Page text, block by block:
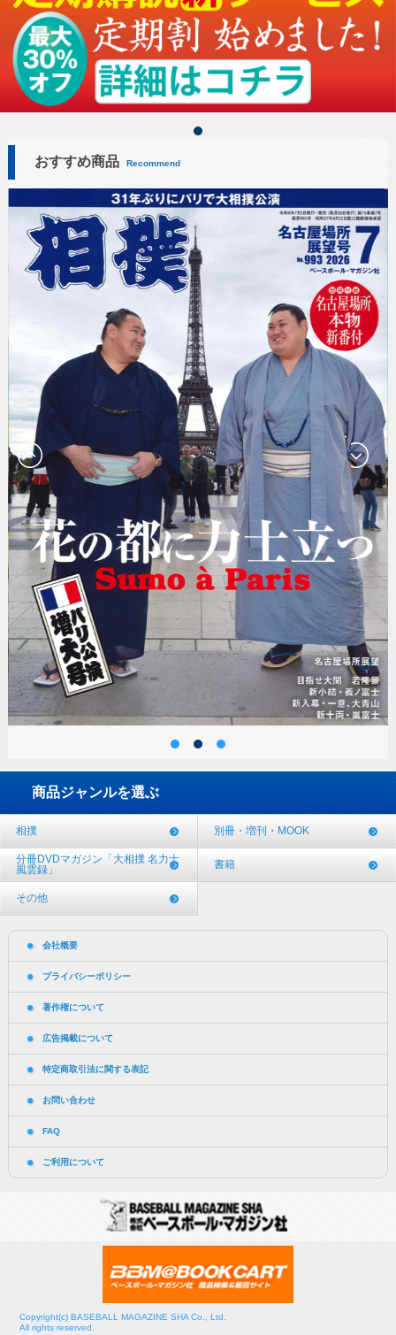
おすすめ商品 Recommend
商品ジャンルを選ぶ
相撲 別冊・増刊・MOOK
分冊DVDマガジン「大相撲 名力士
風雲録」
書籍
その他
会社概要
プライバシーポリシー
著作権について
広告掲載について
特定商取引法に関する表記
お問い合わせ
FAQ
ご利用について
Copyright(c) BASEBALL MAGAZINE SHA Co., Ltd.
All rights reserved.